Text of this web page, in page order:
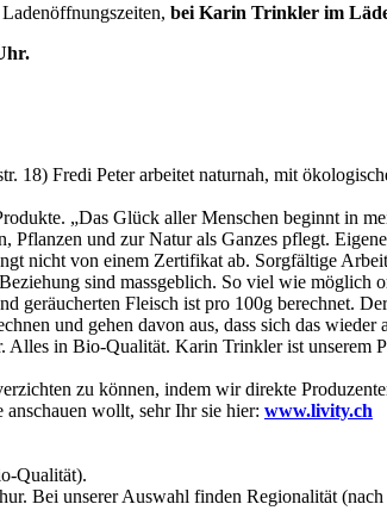
bei Karin Trinkler im
18) Fredi Peter arbeitet naturnah, mit
„Das Glück aller Menschen beginnt in
Pflanzen und zur Natur als Ganzes pflegt.
nicht von einem Zertifikat ab. Sorgfältige
sind massgeblich. So viel wie möglich
geräucherten Fleisch ist pro 100g berechnet.
und gehen davon aus, dass sich das
Alles in Bio-Qualität. Karin Trinkler ist unserem
zu können, indem wir direkte
wollt, sehr Ihr sie hier: www.livity.ch
Qualität).
Bei unserer Auswahl finden Regionalität